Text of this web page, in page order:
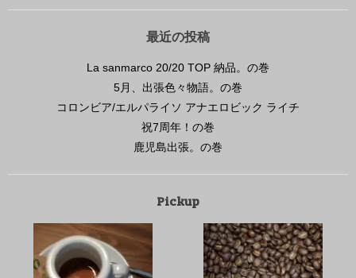
最近の投稿
La sanmarco 20/20 TOP 納品。の巻
5月、出張色々物語。の巻
コロンビア/エルパライソ アナエロビック ライチ
祝7周年！の巻
鹿児島出張。の巻
Pickup